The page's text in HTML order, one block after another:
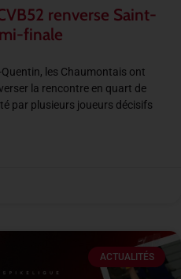
renverse Saint-
finale
les Chaumontais ont
la rencontre en quart de
par plusieurs joueurs décisifs
ACTUALITÉS